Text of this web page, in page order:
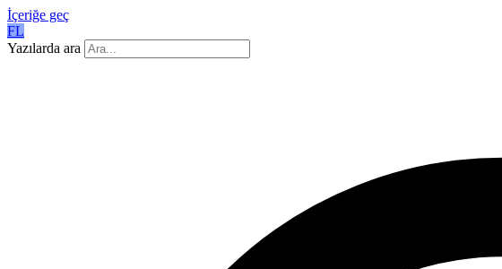
İçeriğe geç
FL
Yazılarda ara